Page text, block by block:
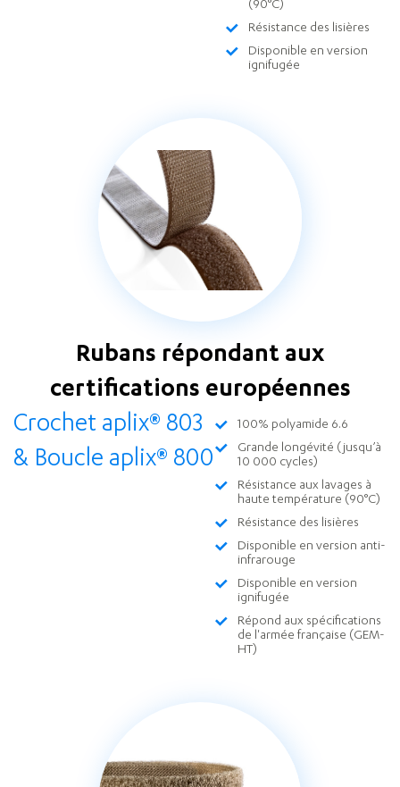
(90°C)
Résistance des lisières
Disponible en version
ignifugée
Rubans répondant aux
certifications européennes
Crochet aplix® 803
& Boucle aplix® 800
100% polyamide 6.6
Grande longévité (jusqu’à
10 000 cycles)
Résistance aux lavages à
haute température (90°C)
Résistance des lisières
Disponible en version anti-
infrarouge
Disponible en version
ignifugée
Répond aux spécifications
de l'armée française (GEM-
HT)